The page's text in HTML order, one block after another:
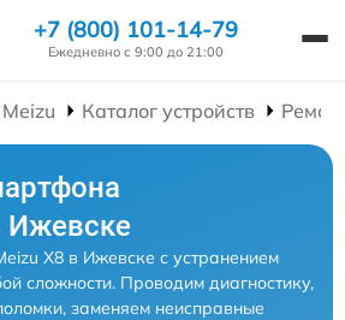
+7 (800) 101-14-79
Ежедневно с 9:00 до 21:00
Каталог устройств
Ижевске
X8 в Ижевске с устранением
сложности. Проводим диагностику,
заменяем неисправные